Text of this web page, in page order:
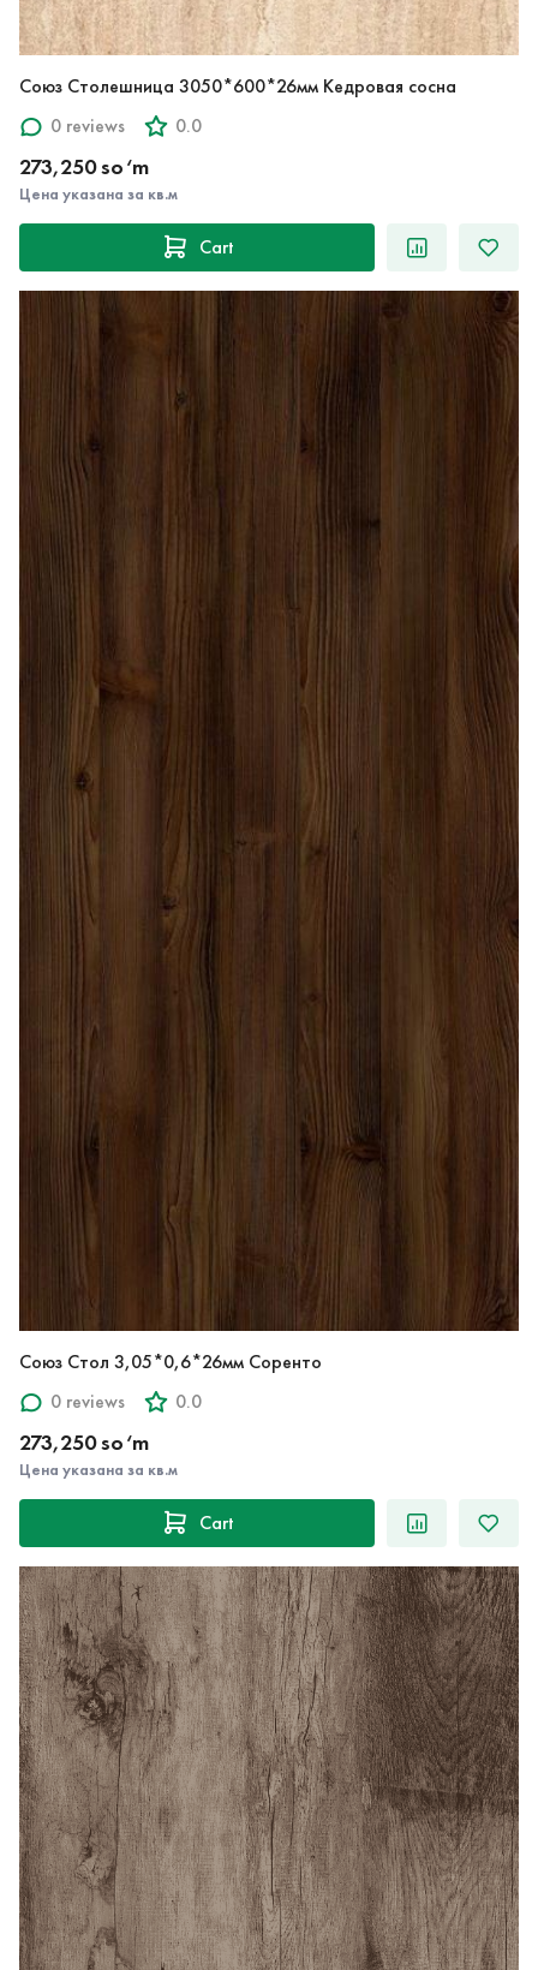
Союз Столешница 3050*600*26мм Кедровая сосна
0 reviews
0.0
273,250 so‘m
Цена указана за кв.м
Cart
Союз Стол 3,05*0,6*26мм Соренто
0 reviews
0.0
273,250 so‘m
Цена указана за кв.м
Cart